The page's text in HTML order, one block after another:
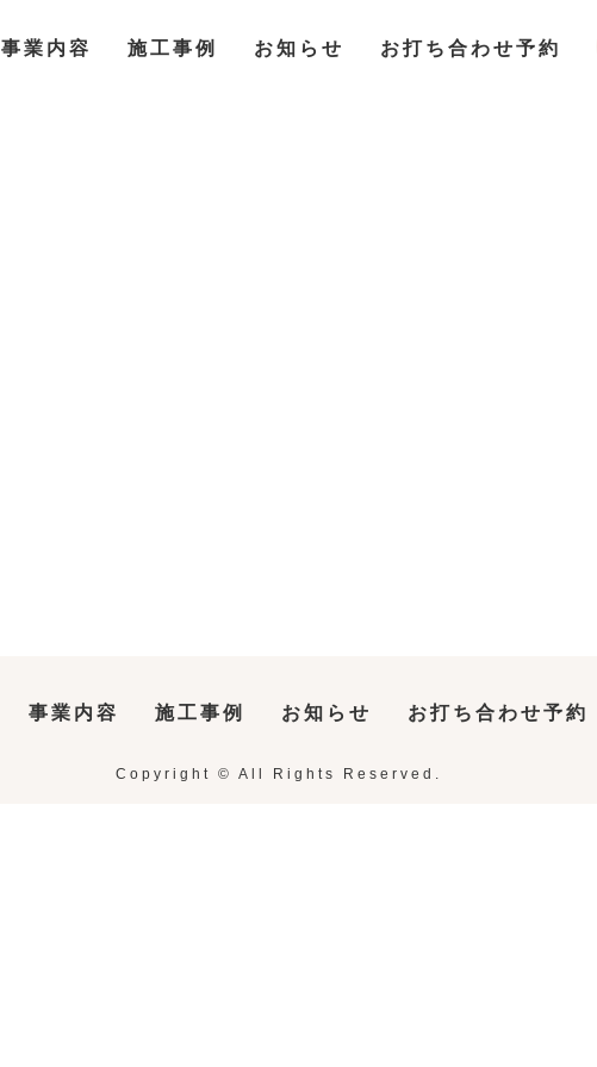
事業内容 施工事例 お知らせ お打ち合わせ予約
事業内容 施工事例 お知らせ お打ち合わせ予約
Copyright © All Rights Reserved.